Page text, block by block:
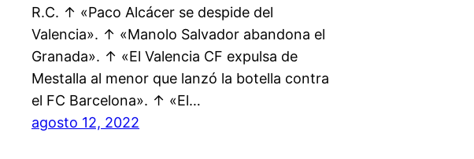
R.C. ↑ «Paco Alcácer se despide del
Valencia». ↑ «Manolo Salvador abandona el
Granada». ↑ «El Valencia CF expulsa de
Mestalla al menor que lanzó la botella contra
el FC Barcelona». ↑ «El…
agosto 12, 2022